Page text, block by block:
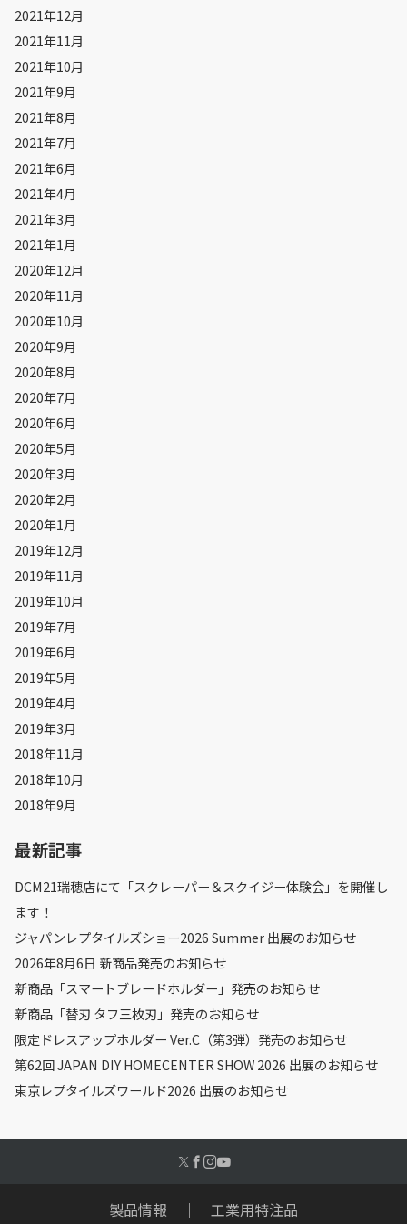
2021年12月
2021年11月
2021年10月
2021年9月
2021年8月
2021年7月
2021年6月
2021年4月
2021年3月
2021年1月
2020年12月
2020年11月
2020年10月
2020年9月
2020年8月
2020年7月
2020年6月
2020年5月
2020年3月
2020年2月
2020年1月
2019年12月
2019年11月
2019年10月
2019年7月
2019年6月
2019年5月
2019年4月
2019年3月
2018年11月
2018年10月
2018年9月
最新記事
DCM21瑞穂店にて「スクレーパー＆スクイジー体験会」を開催し
ます！
ジャパンレプタイルズショー2026 Summer 出展のお知らせ
2026年8月6日 新商品発売のお知らせ
新商品「スマートブレードホルダー」発売のお知らせ
新商品「替刃 タフ三枚刃」発売のお知らせ
限定ドレスアップホルダー Ver.C（第3弾）発売のお知らせ
第62回 JAPAN DIY HOMECENTER SHOW 2026 出展のお知らせ
東京レプタイルズワールド2026 出展のお知らせ
製品情報 ｜ 工業用特注品